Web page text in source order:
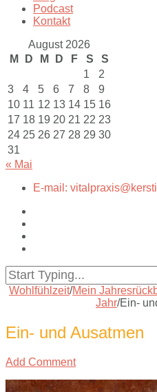
Podcast
Kontakt
August 2026
M
D M D F S
S
1
2
3
4 5 6 7 8
9
10 11 12 13 14 15 16
17 18 19 20 21 22 23
24 25 26 27 28 29 30
31
« Mai
E-mail:
Wohlfühlzeit/Mein
Jahr/Ein-
Ein- und Ausatmen
Add Comment